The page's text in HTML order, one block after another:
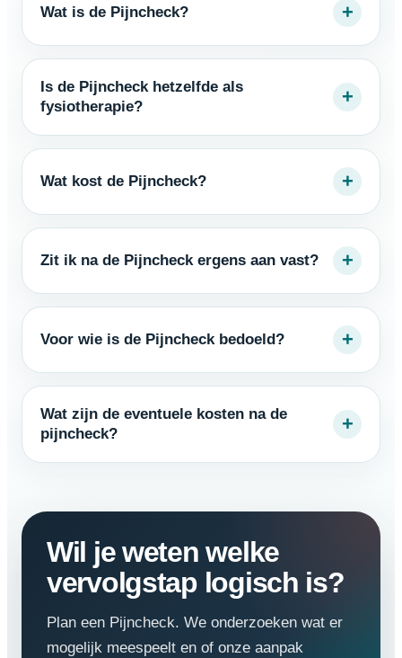
Wat is de Pijncheck? +
Is de Pijncheck hetzelfde als
fysiotherapie?
+
Wat kost de Pijncheck? +
Zit ik na de Pijncheck ergens aan vast? +
Voor wie is de Pijncheck bedoeld? +
Wat zijn de eventuele kosten na de
pijncheck?
+
Wil je weten welke
vervolgstap logisch is?
Plan een Pijncheck. We onderzoeken wat er
mogelijk meespeelt en of onze aanpak